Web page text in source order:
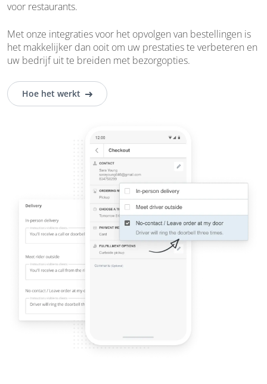
voor restaurants.
Met onze integraties voor het opvolgen van bestellingen is
het makkelijker dan ooit om uw prestaties te verbeteren en
uw bedrijf uit te breiden met bezorgopties.
Hoe het werkt